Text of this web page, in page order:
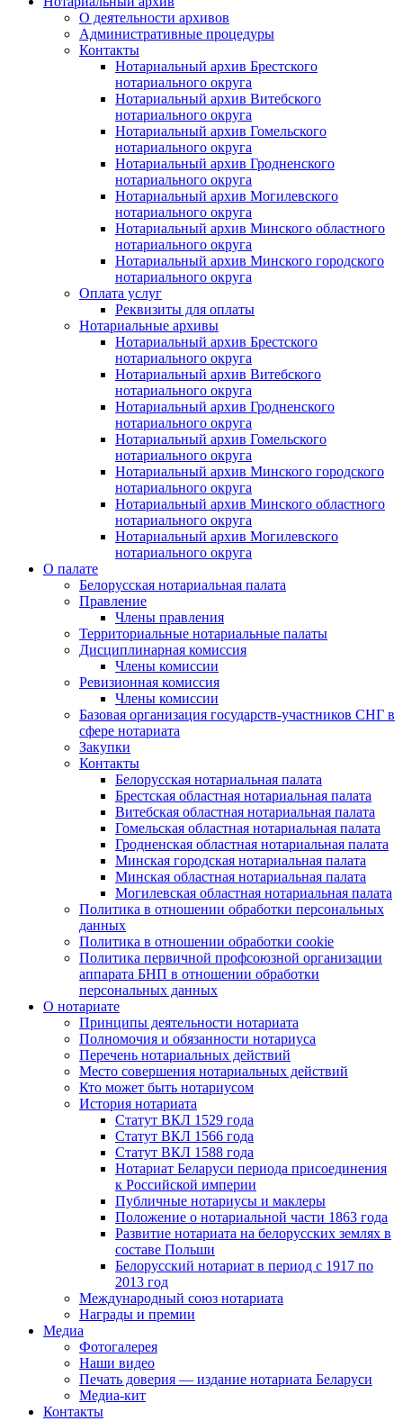
О деятельности архивов
Административные процедуры
Контакты
Нотариальный архив Брестского
нотариального округа
Нотариальный архив Витебского
нотариального округа
Нотариальный архив Гомельского
нотариального округа
Нотариальный архив Гродненского
нотариального округа
Нотариальный архив Могилевского
нотариального округа
Нотариальный архив Минского областного
нотариального округа
Нотариальный архив Минского городского
нотариального округа
Оплата услуг
Реквизиты для оплаты
Нотариальные архивы
Нотариальный архив Брестского
нотариального округа
Нотариальный архив Витебского
нотариального округа
Нотариальный архив Гродненского
нотариального округа
Нотариальный архив Гомельского
нотариального округа
Нотариальный архив Минского городского
нотариального округа
Нотариальный архив Минского областного
нотариального округа
Нотариальный архив Могилевского
нотариального округа
О палате
Белорусская нотариальная палата
Правление
Члены правления
Территориальные нотариальные палаты
Дисциплинарная комиссия
Члены комиссии
Ревизионная комиссия
Члены комиссии
Базовая организация государств-участников СНГ в
сфере нотариата
Закупки
Контакты
Белорусская нотариальная палата
Брестская областная нотариальная палата
Витебская областная нотариальная палата
Гомельская областная нотариальная палата
Гродненская областная нотариальная палата
Минская городская нотариальная палата
Минская областная нотариальная палата
Могилевская областная нотариальная палата
Политика в отношении обработки персональных
данных
Политика в отношении обработки cookie
Политика первичной профсоюзной организации
аппарата БНП в отношении обработки
персональных данных
О нотариате
Принципы деятельности нотариата
Полномочия и обязанности нотариуса
Перечень нотариальных действий
Место совершения нотариальных действий
Кто может быть нотариусом
История нотариата
Статут ВКЛ 1529 года
Статут ВКЛ 1566 года
Статут ВКЛ 1588 года
Нотариат Беларуси периода присоединения
к Российской империи
Публичные нотариусы и маклеры
Положение о нотариальной части 1863 года
Развитие нотариата на белорусских землях в
составе Польши
Белорусский нотариат в период с 1917 по
2013 год
Международный союз нотариата
Награды и премии
Медиа
Фотогалерея
Наши видео
Печать доверия — издание нотариата Беларуси
Медиа-кит
Контакты